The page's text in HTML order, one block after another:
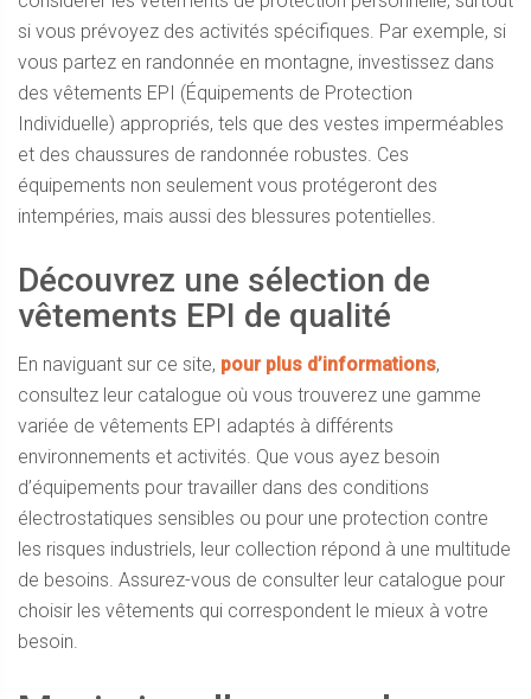
si vous prévoyez des activités spécifiques. Par exemple, si
vous partez en randonnée en montagne, investissez dans
des vêtements EPI (Équipements de Protection
Individuelle) appropriés, tels que des vestes imperméables
et des chaussures de randonnée robustes. Ces
équipements non seulement vous protégeront des
intempéries, mais aussi des blessures potentielles.
Découvrez une sélection de
vêtements EPI de qualité
En naviguant sur ce site, pour plus d’informations,
consultez leur catalogue où vous trouverez une gamme
variée de vêtements EPI adaptés à différents
environnements et activités. Que vous ayez besoin
d’équipements pour travailler dans des conditions
électrostatiques sensibles ou pour une protection contre
les risques industriels, leur collection répond à une multitude
de besoins. Assurez-vous de consulter leur catalogue pour
choisir les vêtements qui correspondent le mieux à votre
besoin.